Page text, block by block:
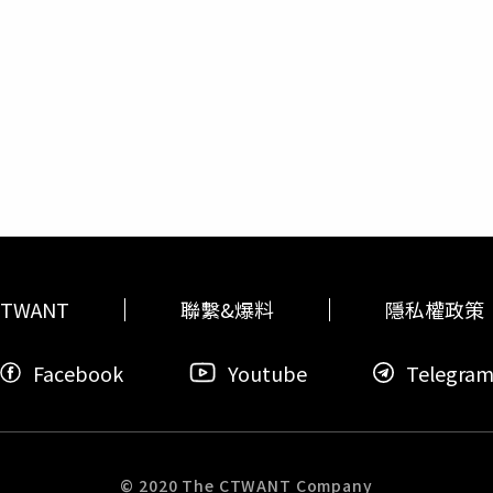
遠的父子關係，就會想到我和我父親那輩的情況。」戴雅芝今
她分享入圍公布時她在上課被老師叫出去，以為自己做錯什麼
然夢到父親找他去游泳，他醒來一直哭，「很驚訝，這情緒怎
緒層層堆疊，帶領觀眾一同走入一場如夢似幻的旅程。《山
感劇院及高雄流行音樂中心珊瑚礁群登場。
聯繫&爆料 隱私權政策
Facebook Youtube Telegram
© 2020 The CTWANT Company